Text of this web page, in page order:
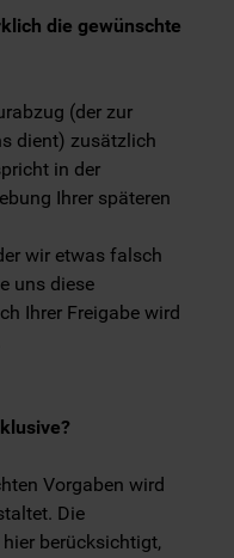
die gewünschte
(der zur
dient) zusätzlich
in der
Ihrer späteren
wir etwas falsch
uns diese
Ihrer Freigabe wird
Vorgaben wird
Die
berücksichtigt,